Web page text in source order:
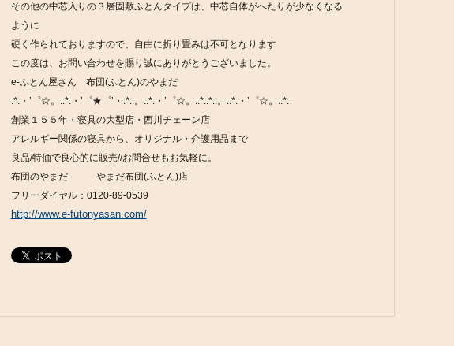
その他の中芯入りの３層固敷ふとんタイプは、中芯自体がへたりが少なくなる
ように
硬く作られておりますので、自由に折り畳みは不可となります
この度は、お問い合わせを賜り誠にありがとうございました。
e-ふとん屋さん 布団(ふとん)のやまだ
:*:・’゜☆。.:*:・’゜★゜’・:*:.。.:*:・’゜☆。.:*::*:.。.:*:・’゜☆。.:*:
創業１５５年・寝具の大型店・西川チェーン店
アレルギー関係の寝具から、オリジナル・介護用品まで
良品/特価で良心的に販売//お問合せもお気軽に。
布団のやまだ やまだ布団(ふとん)店
フリーダイヤル：0120-89-0539
http://www.e-futonyasan.com/